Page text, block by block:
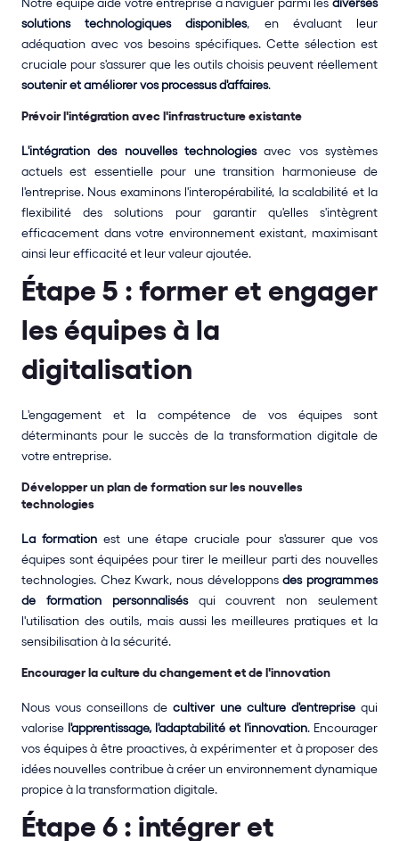
solutions technologiques disponibles, en évaluant leur
adéquation avec vos besoins spécifiques. Cette sélection est
soutenir et améliorer vos processus d'affaires.
Prévoir l'intégration avec l'infrastructure existante
L'intégration des nouvelles technologies avec vos systèmes
actuels est essentielle pour une transition harmonieuse de
l'entreprise. Nous examinons l'interopérabilité, la scalabilité et la
flexibilité des solutions pour garantir qu'elles s'intègrent
efficacement dans votre environnement existant, maximisant
ainsi leur efficacité et leur valeur ajoutée.
Étape 5 : former et engager
les équipes à la
digitalisation
L'engagement et la compétence de vos équipes sont
déterminants pour le succès de la transformation digitale de
votre entreprise.
Développer un plan de formation sur les nouvelles
technologies
La formation est une étape cruciale pour s'assurer que vos
équipes sont équipées pour tirer le meilleur parti des nouvelles
technologies. Chez Kwark, nous développons des programmes
de formation personnalisés qui couvrent non seulement
l'utilisation des outils, mais aussi les meilleures pratiques et la
sensibilisation à la sécurité.
Encourager la culture du changement et de l'innovation
Nous vous conseillons de cultiver une culture d'entreprise qui
valorise l'apprentissage, l'adaptabilité et l'innovation. Encourager
vos équipes à être proactives, à expérimenter et à proposer des
idées nouvelles contribue à créer un environnement dynamique
propice à la transformation digitale.
Étape 6 : intégrer et